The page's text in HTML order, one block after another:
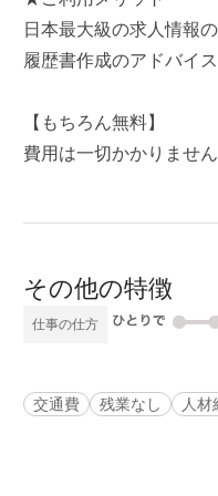
日本最大級の求人情報
履歴書作成のアドバイ
【もちろん無料】
費用は一切かかりません
その他の特徴
仕事の仕方
交通費 残業なし 人材